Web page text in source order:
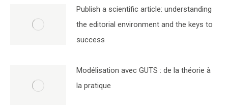
Publish a scientific article: understanding
the editorial environment and the keys to
success
Modélisation avec GUTS : de la théorie à
la pratique